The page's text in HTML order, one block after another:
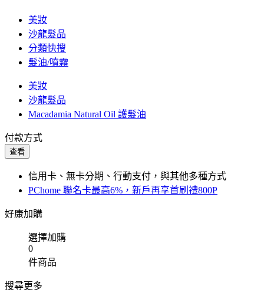
美妝
沙龍髮品
分類快搜
髮油/噴霧
美妝
沙龍髮品
Macadamia Natural Oil 護髮油
付款方式
查看
信用卡、無卡分期、行動支付，與其他多種方式
PChome 聯名卡最高6%，新戶再享首刷禮800P
好康加購
選擇加購
0
件商品
搜尋更多